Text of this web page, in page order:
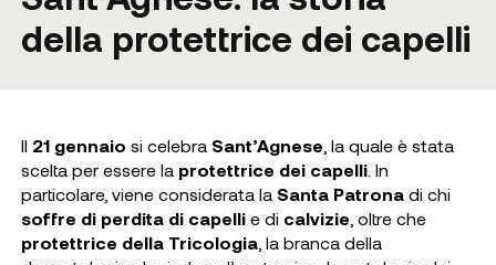
della protettrice dei capelli
Il 21 gennaio si celebra Sant’Agnese , la quale è stata
scelta per essere la protettrice dei capelli. In
particolare, viene considerata la Santa Patronadi chi
soffre di perdita di capellie di calvizie , oltre che
protettrice della Tricologia, la branca della